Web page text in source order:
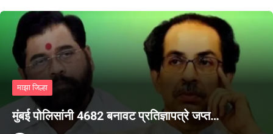
माझा जिल्हा
मुंबई पोलिसांनी 4682 बनावट प्रतिज्ञापत्रे जप्त…